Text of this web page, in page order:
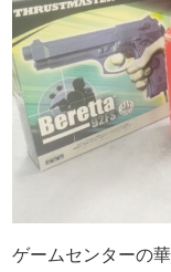
ゲームセンターの